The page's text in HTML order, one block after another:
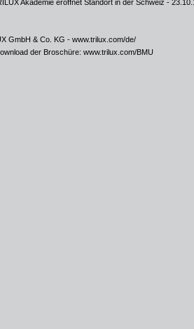
Akademie eröffnet Standort in der Schweiz -
GmbH & Co. KG - www.trilux.com/de/
der Broschüre: www.trilux.com/BMU